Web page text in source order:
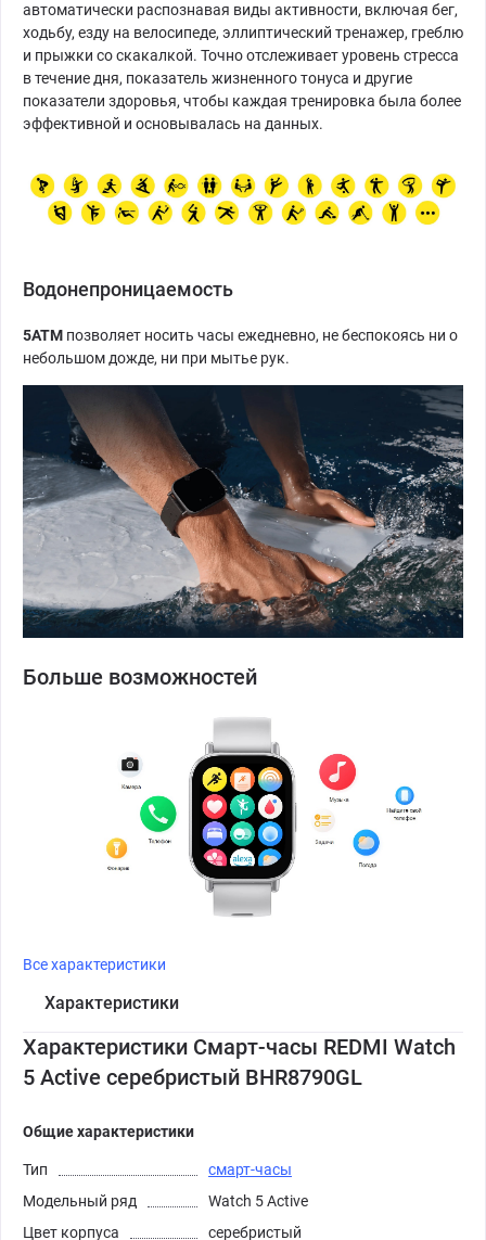
автоматически распознавая виды активности, включая бег,
ходьбу, езду на велосипеде, эллиптический тренажер, греблю
и прыжки со скакалкой. Точно отслеживает уровень стресса
в течение дня, показатель жизненного тонуса и другие
показатели здоровья, чтобы каждая тренировка была более
эффективной и основывалась на данных.
Водонепроницаемость
5АТМ позволяет носить часы ежедневно, не беспокоясь ни о
небольшом дожде, ни при мытье рук.
Больше возможностей
Все характеристики
Характеристики
Характеристики Смарт-часы REDMI Watch
5 Active серебристый BHR8790GL
Общие характеристики
Тип
смарт-часы
Модельный ряд
Watch 5 Active
Цвет корпуса
серебристый